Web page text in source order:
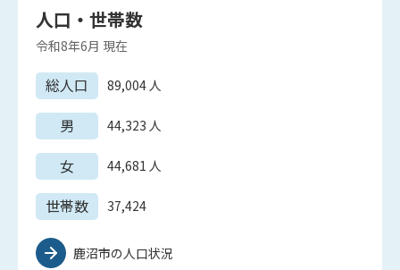
人口・世帯数
令和8年6月 現在
総人口 89,004 人
男 44,323 人
女 44,681 人
世帯数 37,424
鹿沼市の人口状況